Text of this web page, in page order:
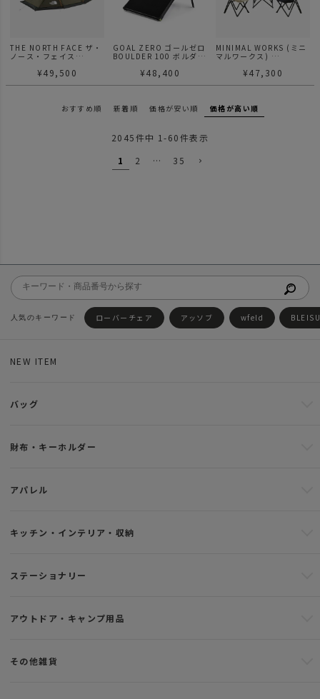
THE NORTH FACE ザ・
ノース・フェイス
テント 1人用
¥49,500
GOAL ZERO ゴールゼロ
BOULDER 100 ボルダー
¥48,400
MINIMAL WORKS (ミニ
マルワークス)
¥47,300
おすすめ順 新着順 価格が安い順 価格が高い順
2045件中 1-60件表示
1
2 … 35
ローバーチェア アッソブ wfeld
NEW ITEM
バッグ
財布・キーホルダー
アパレル
キッチン・インテリア・収納
ステーショナリー
アウトドア・キャンプ用品
その他雑貨